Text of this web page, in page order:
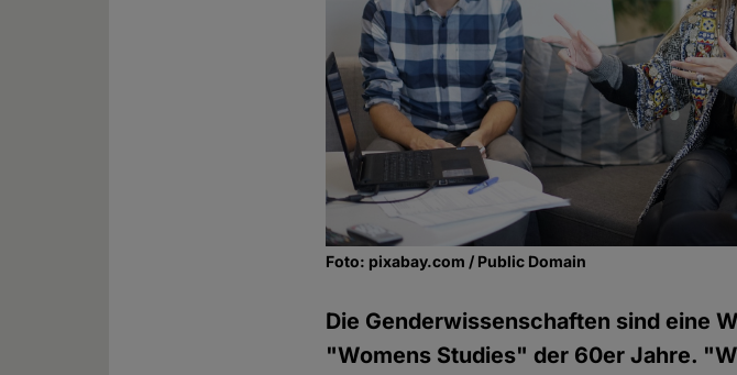
Foto: pixabay.com / Public Domain
Die Genderwissenschaften sind eine
"Womens Studies" der 60er Jahre.